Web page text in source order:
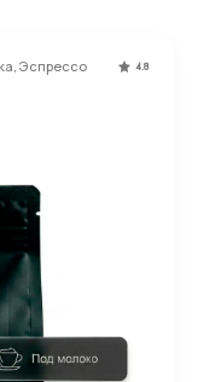
Эспрессо 4.8